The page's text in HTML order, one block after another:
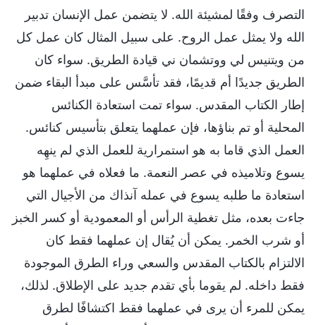
التصرف وفقًا لمشيئة الله. لا يتضمن عمل الإنسان تدبير
الله ولا يمثل عمل الروح. على سبيل المثال كان عمل كل
من ويتنيس لي ووتشمان ني قيادة الطريق. سواء كان
الطريق جديدًا أم قديمًا، فقد تأسَّس على مبدأ البقاء ضمن
إطار الكتاب المقدس. سواء تمت استعادة الكنائس
المحلية أو تم بناؤها، فإن عملهما يتعلق بتأسيس كنائس.
العمل الذي قاما به هو استمرارية للعمل الذي لم ينهِه
يسوع وتلاميذه في عصر النعمة. ما فعلاه في عملهما هو
استعادة ما طلبه يسوع في عمله آنذاك من الأجيال التي
جاءت بعده، مثل تغطية الرأس أو المعمودية أو كسر الخبز
أو شرب الخمر. يمكن أن يُقال إن عملهما فقط كان
الالتزام بالكتاب المقدس والسعي وراء الطرق الموجودة
فقط داخله. لم يقوما بأي تقدم جديد على الإطلاق. لذلك،
يمكن للمرء أن يرى في عملهما فقط اكتشافًا لطرق